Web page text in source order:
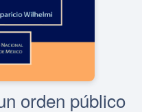
orden público